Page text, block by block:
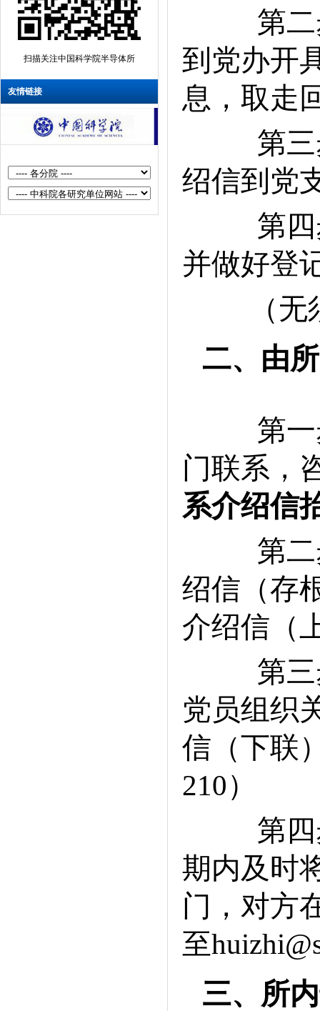
扫描关注中国科学院半导体所
友情链接
第二
到党办开
息，取走
第三
绍信到党
第四
并做好登
（无
二、由
第一
门联系，
系介绍信
第二
绍信（存
介绍信（
第三
党员组织
信（下联
210）
第四
期内及时
门，对方
至
三、所